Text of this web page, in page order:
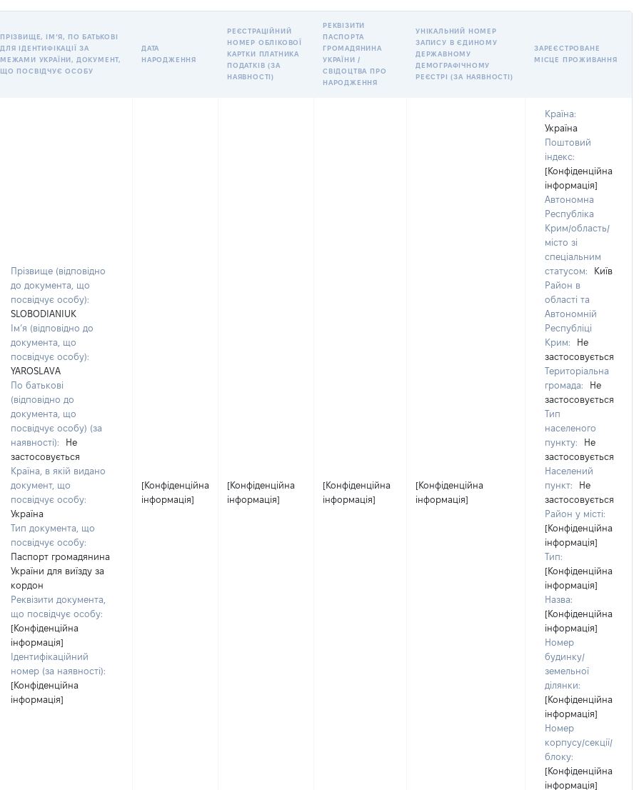
ПРІЗВИЩЕ, ІМʼЯ, ПО БАТЬКОВІ
ДЛЯ ІДЕНТИФІКАЦІЇ ЗА
МЕЖАМИ УКРАЇНИ, ДОКУМЕНТ,
ЩО ПОСВІДЧУЄ ОСОБУ
ДАТА
НАРОДЖЕННЯ
РЕЄСТРАЦІЙНИЙ
НОМЕР ОБЛІКОВОЇ
КАРТКИ ПЛАТНИКА
ПОДАТКІВ (ЗА
НАЯВНОСТІ)
РЕКВІЗИТИ
ПАСПОРТА
ГРОМАДЯНИНА
УКРАЇНИ /
СВІДОЦТВА ПРО
НАРОДЖЕННЯ
УНІКАЛЬНИЙ НОМЕР
ЗАПИСУ В ЄДИНОМУ
ДЕРЖАВНОМУ
ДЕМОГРАФІЧНОМУ
РЕЄСТРІ (ЗА НАЯВНОСТІ)
ЗАРЕЄСТРОВАНЕ
МІСЦЕ ПРОЖИВАННЯ
Прізвище (відповідно
до документа, що
посвідчує особу):
SLOBODIANIUK
Ім’я (відповідно до
документа, що
посвідчує особу):
YAROSLAVA
По батькові
(відповідно до
документа, що
посвідчує особу) (за
наявності):
Не
застосовується
Країна, в якій видано
документ, що
посвідчує особу:
Україна
Тип документа, що
посвідчує особу:
Паспорт громадянина
України для виїзду за
кордон
Реквізити документа,
що посвідчує особу:
[Конфіденційна
інформація]
Ідентифікаційний
номер (за наявності):
[Конфіденційна
інформація]
[Конфіденційна
інформація]
[Конфіденційна
інформація]
[Конфіденційна
інформація]
[Конфіденційна
інформація]
Країна:
Україна
Поштовий
індекс:
[Конфіденційна
інформація]
Автономна
Республіка
Крим/область/
місто зі
спеціальним
статусом:
Київ
Район в
області та
Автономній
Республіці
Крим:
Не
застосовується
Територіальна
громада:
Не
застосовується
Тип
населеного
пункту:
Не
застосовується
Населений
пункт:
Не
застосовується
Район у місті:
[Конфіденційна
інформація]
Тип:
[Конфіденційна
інформація]
Назва:
[Конфіденційна
інформація]
Номер
будинку/
земельної
ділянки:
[Конфіденційна
інформація]
Номер
корпусу/секції/
блоку:
[Конфіденційна
інформація]